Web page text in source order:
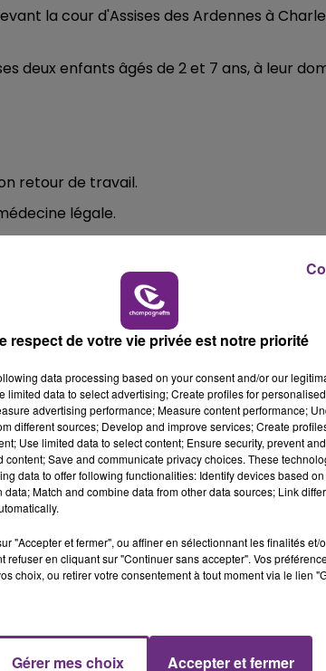
LA RADIO POP
la cour d'Assises des Ardennes à
deux enfants âgés de 2 et 7 ans, à leur
retour de travail.
légale.
familiale.
la mère.
LE MAGASIN JOUÉCLUB DE REIMS FERME
C'était l'une des institutions du centre-ville
rémois. Le magasin JouéClub est contraint de
respect de votre vie privée est notre priorité
data processing based on your consent and/or our
limited data to select advertising; Create profiles for
advertising performance; Measure content performance;
different sources; Develop and improve services; Create
Use limited data to select content; Ensure security, prevent
Save and communicate privacy choices. These
data to offer following functionalities: Identify devices based
Match and combine data from other data sources; Link
"Accepter et fermer", ou affiner en sélectionnant les finalités et/
refuser en cliquant sur "Continuer sans accepter". Vos
choix, ou retirer votre consentement à tout moment via le lien
Gérer mes choix Accepter et fermer